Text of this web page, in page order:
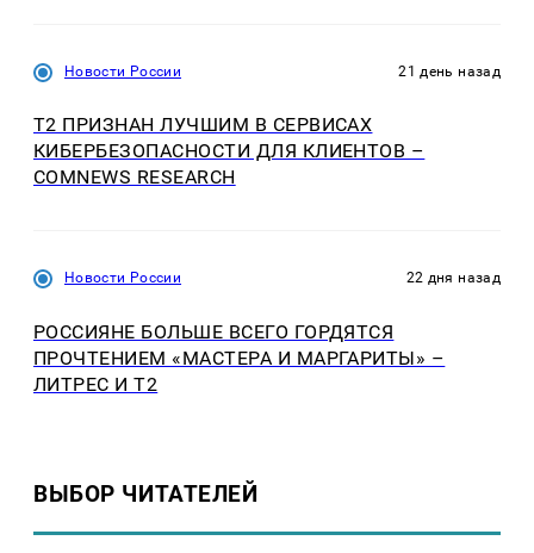
Новости России 21 день назад
T2 ПРИЗНАН ЛУЧШИМ В СЕРВИСАХ
КИБЕРБЕЗОПАСНОСТИ ДЛЯ КЛИЕНТОВ –
COMNEWS RESEARCH
Новости России 22 дня назад
РОССИЯНЕ БОЛЬШЕ ВСЕГО ГОРДЯТСЯ
ПРОЧТЕНИЕМ «МАСТЕРА И МАРГАРИТЫ» –
ЛИТРЕС И T2
ВЫБОР ЧИТАТЕЛЕЙ